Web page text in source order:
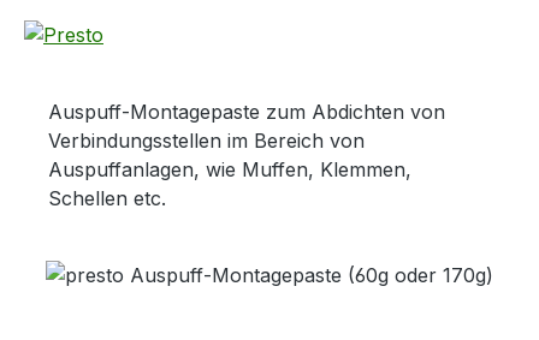
Auspuff-Montagepaste zum Abdichten von
Verbindungsstellen im Bereich von
Auspuffanlagen, wie Muffen, Klemmen,
Schellen etc.
Bildergalerie überspringen